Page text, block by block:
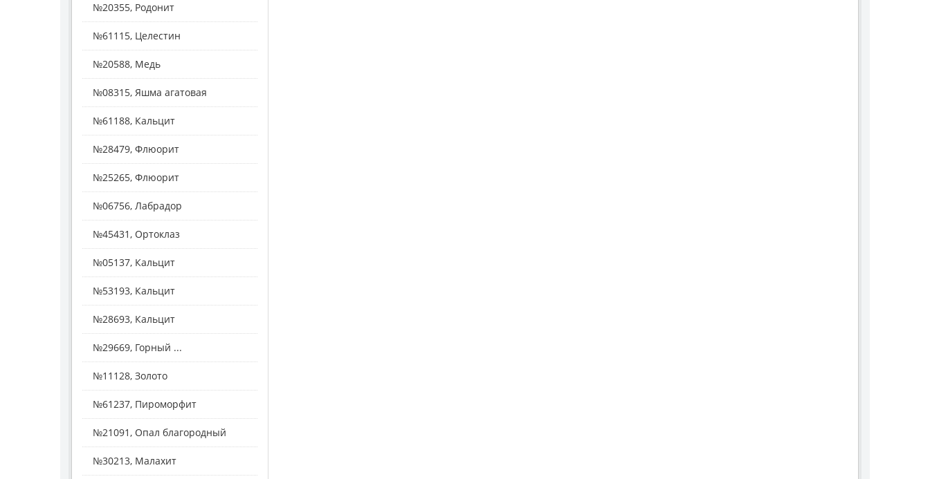
№20355, Родонит
№61115, Целестин
№20588, Медь
№08315, Яшма агатовая
№61188, Кальцит
№28479, Флюорит
№25265, Флюорит
№06756, Лабрадор
№45431, Ортоклаз
№05137, Кальцит
№53193, Кальцит
№28693, Кальцит
№29669, Горный ...
№11128, Золото
№61237, Пироморфит
№21091, Опал благородный
№30213, Малахит